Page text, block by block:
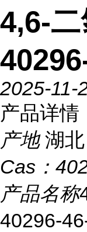
4,6-
2025-11-
产品详情
产地 湖北
Cas：
产品名称
40296-